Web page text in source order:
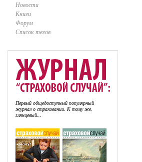
Новости
Книги
Форум
Список тегов
Первый общедоступный популярный
журнал о страховании. К тому же,
глянцевый...